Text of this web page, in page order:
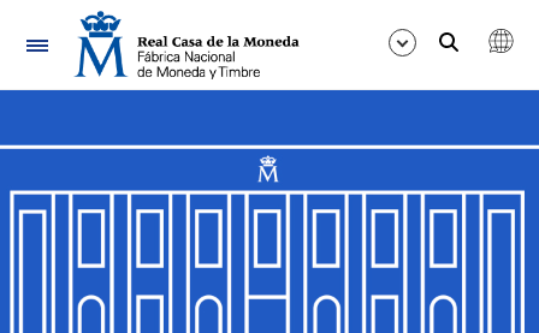
Navegación
Mostrar/Ocultar
Mostrar/Ocultar